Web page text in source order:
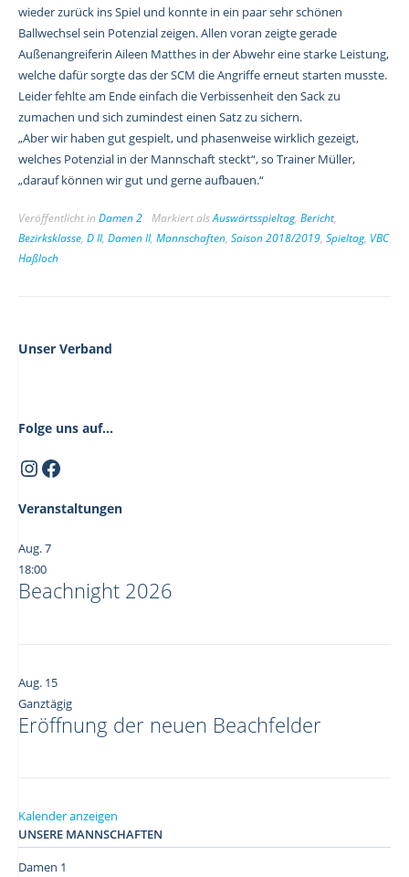
wieder zurück ins Spiel und konnte in ein paar sehr schönen
Ballwechsel sein Potenzial zeigen. Allen voran zeigte gerade
Außenangreiferin Aileen Matthes in der Abwehr eine starke Leistung,
welche dafür sorgte das der SCM die Angriffe erneut starten musste.
Leider fehlte am Ende einfach die Verbissenheit den Sack zu
zumachen und sich zumindest einen Satz zu sichern.
„Aber wir haben gut gespielt, und phasenweise wirklich gezeigt,
welches Potenzial in der Mannschaft steckt“, so Trainer Müller,
„darauf können wir gut und gerne aufbauen.“
Veröffentlicht in Damen 2 Markiert alsAuswärtsspieltag, Bericht,
Bezirksklasse, D II, Damen II, Mannschaften, Saison 2018/2019, Spieltag, VBC
Haßloch
Unser Verband
Folge uns auf...
Instagram
Facebook
Veranstaltungen
Aug.7
18:00
Beachnight 2026
Aug. 15
Ganztägig
Eröffnung der neuen Beachfelder
Kalender anzeigen
UNSERE MANNSCHAFTEN
Damen 1